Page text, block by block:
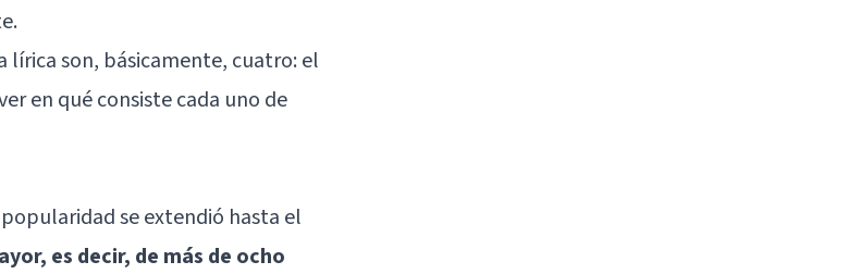
lírica son, básicamente, cuatro: el
en qué consiste cada uno de
se extendió hasta el
es decir, de más de ocho